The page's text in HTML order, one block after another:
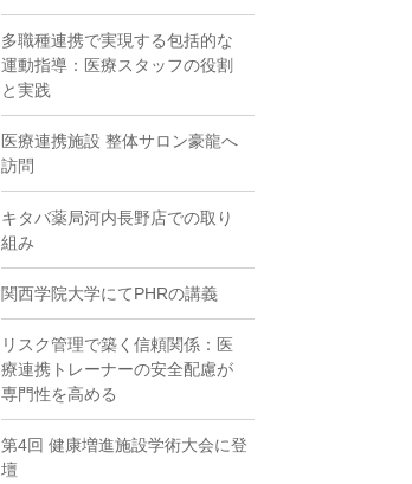
多職種連携で実現する包括的な
運動指導：医療スタッフの役割
と実践
医療連携施設 整体サロン豪龍へ
訪問
キタバ薬局河内長野店での取り
組み
関西学院大学にてPHRの講義
リスク管理で築く信頼関係：医
療連携トレーナーの安全配慮が
専門性を高める
第4回 健康増進施設学術大会に登
壇